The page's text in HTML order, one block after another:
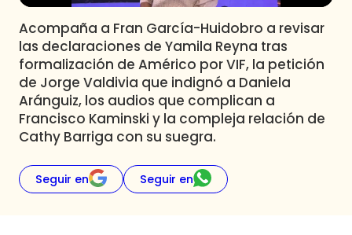
Acompaña a Fran García-Huidobro a revisar
las declaraciones de Yamila Reyna tras
formalización de Américo por VIF, la petición
de Jorge Valdivia que indignó a Daniela
Aránguiz, los audios que complican a
Francisco Kaminski y la compleja relación de
Cathy Barriga con su suegra.
Seguir en Seguir en
El Tiempo
Sabingo
Todos Los Programas